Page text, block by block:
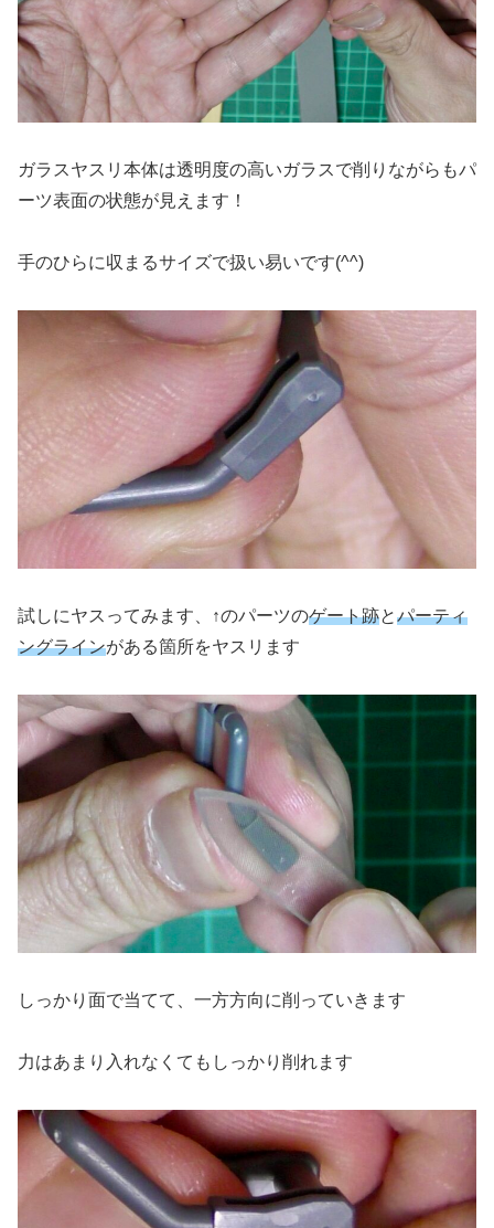
ガラスヤスリ本体は透明度の高いガラスで削りながらもパ
ーツ表面の状態が見えます！
手のひらに収まるサイズで扱い易いです(^^)
試しにヤスってみます、↑のパーツのゲート跡とパーティ
ングラインがある箇所をヤスリます
しっかり面で当てて、一方方向に削っていきます
力はあまり入れなくてもしっかり削れます